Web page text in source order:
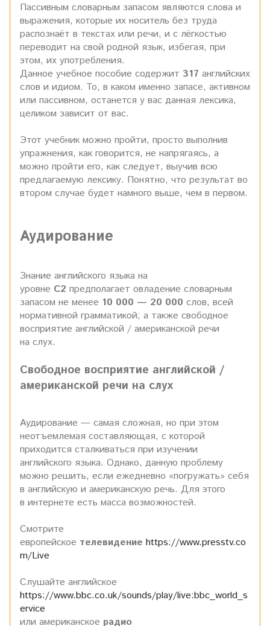
Пассивным словарным запасом являются слова и
выражения, которые их носитель без труда
распознаёт в текстах или речи, и с лёгкостью
переводит на свой родной язык, избегая, при
этом, их употребления.
Данное учебное пособие содержит 317 английских
слов и идиом. То, в каком именно запасе, активном
или пассивном, останется у вас данная лексика,
целиком зависит от вас.
Этот учебник можно пройти, просто выполнив
упражнения, как говорится, не напрягаясь, а
можно пройти его, как следует, выучив всю
предлагаемую лексику. Понятно, что результат во
втором случае будет намного выше, чем в первом.
Аудирование
Знание английского языка на
уровне С2 предполагает овладение словарным
запасом не менее 10 000 — 20 000 слов, всей
нормативной грамматикой; а также свободное
восприятие английской / американской речи
на слух.
Свободное восприятие английской /
американской речи на слух
Аудирование — самая сложная, но при этом
неотъемлемая составляющая, с которой
приходится сталкиваться при изучении
английского языка. Однако, данную проблему
можно решить, если ежедневно «погружать» себя
в английскую и американскую речь. Для этого
в интернете есть масса возможностей.
Смотрите
европейское телевидение https://www.presstv.co
m/Live
Слушайте английское
https://www.bbc.co.uk/sounds/play/live:bbc_world_s
ervice
или американское радио